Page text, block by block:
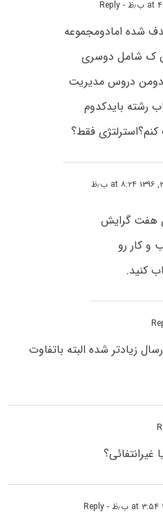
- Reply
شده امادومجموعه
ک شامل دوسری
دروس مدیریت
رشته بایدکدوم
فقط؟
هفت گرایش
کار رو
کنید.
زیادتر شده البته باتفاوت
- Reply